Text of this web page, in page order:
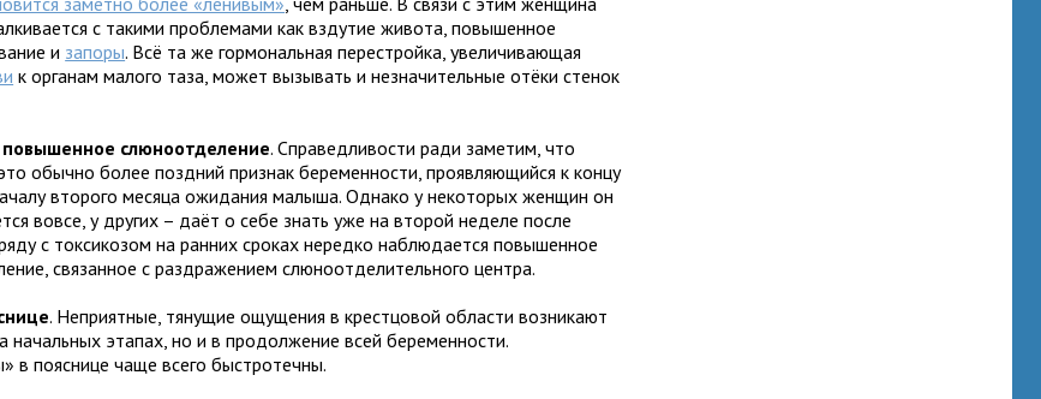
с такими проблемами как вздутие живота, повышенное
и запоры. Всё та же гормональная перестройка, увеличивающая
к органам малого таза, может вызывать и незначительные отёки стенок
слюноотделение. Справедливости ради заметим, что
обычно более поздний признак беременности, проявляющийся к концу
второго месяца ожидания малыша. Однако у некоторых женщин он
вовсе, у других – даёт о себе знать уже на второй неделе после
с токсикозом на ранних сроках нередко наблюдается повышенное
связанное с раздражением слюноотделительного центра.
. Неприятные, тянущие ощущения в крестцовой области возникают
начальных этапах, но и в продолжение всей беременности.
в пояснице чаще всего быстротечны.